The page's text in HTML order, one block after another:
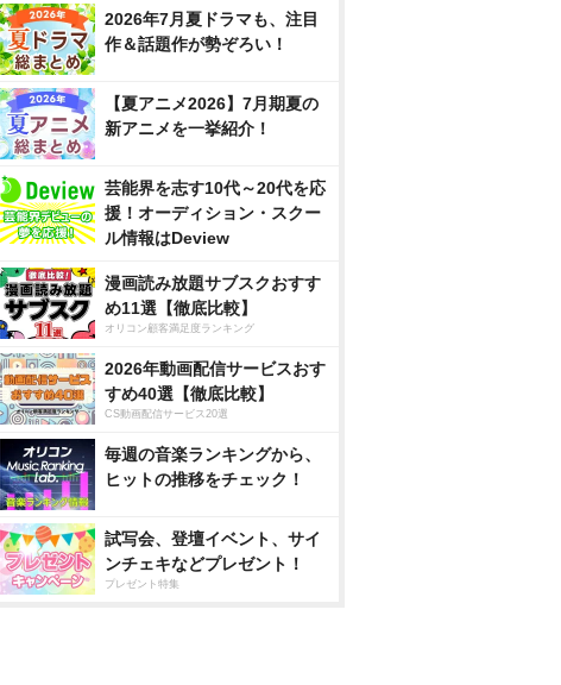
2026年7月夏ドラマも、注目
作＆話題作が勢ぞろい！
【夏アニメ2026】7月期夏の
新アニメを一挙紹介！
芸能界を志す10代～20代を応
援！オーディション・スクー
ル情報はDeview
漫画読み放題サブスクおすす
め11選【徹底比較】
オリコン顧客満足度ランキング
2026年動画配信サービスおす
すめ40選【徹底比較】
CS動画配信サービス20選
毎週の音楽ランキングから、
ヒットの推移をチェック！
試写会、登壇イベント、サイ
ンチェキなどプレゼント！
プレゼント特集